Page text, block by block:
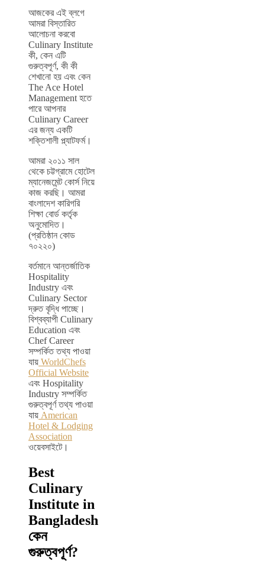
আজকের এই ব্লগে
আমরা বিস্তারিত
আলোচনা করবো
Culinary Institute
কী, কেন এটি
গুরুত্বপূর্ণ, কী কী
শেখানো হয় এবং কেন
The Ace Hotel
Management হতে
পারে আপনার
Culinary Career
এর জন্য একটি
শক্তিশালী প্ল্যাটফর্ম।
আমরা ২০১১ সাল
থেকে চট্টগ্রামে হোটেল
ম্যানেজমেন্ট কোর্স নিয়ে
কাজ করছি। আমরা
বাংলাদেশ কারিগরি
শিক্ষা বোর্ড কর্তৃক
অনুমোদিত।
(প্রতিষ্ঠান কোড
৭০২২০)
বর্তমানে আন্তর্জাতিক
Hospitality
Industry এবং
Culinary Sector
দ্রুত বৃদ্ধি পাচ্ছে।
বিশ্বব্যাপী Culinary
Education এবং
Chef Career
সম্পর্কিত তথ্য পাওয়া
যায় WorldChefs
Official Website
এবং Hospitality
Industry সম্পর্কিত
গুরুত্বপূর্ণ তথ্য পাওয়া
যায় American
Hotel & Lodging
Association
ওয়েবসাইটে।
Best
Culinary
Institute in
Bangladesh
কেন
গুরুত্বপূর্ণ?